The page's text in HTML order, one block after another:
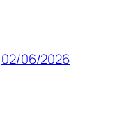
02/06/2026